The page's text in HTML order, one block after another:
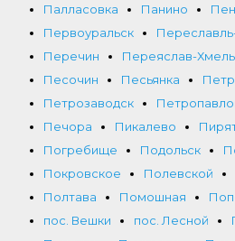
Палласовка
Панино
Первоуральск
Перечин
Переяслав-
Песочин
Песьянка
Петрозаводск
Печора
Пикалево
Погребище
Подольск
Покровское
Полевской
Полтава
Помошная
пос. Вешки
пос. Лесной